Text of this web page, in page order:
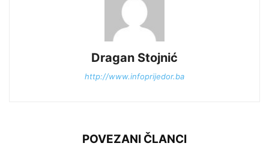
Dragan Stojnić
http://www.infoprijedor.ba
POVEZANI ČLANCI